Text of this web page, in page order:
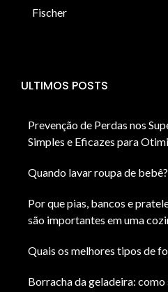
Fischer
ULTIMOS POSTS
Prevenção de Perdas nos
Simples e Eficazes para
Quando lavar roupa de bebê?
Por que pias, bancos e
são importantes em uma
Quais os melhores tipos de
Borracha da geladeira: